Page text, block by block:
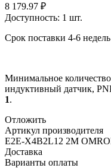
8 179.97 ₽
Доступность: 1 шт.
Срок поставки 4-6 недель
Минимальное
индуктивный датчик,
1.
Отложить
Артикул производителя
E2E-X4B2L12 2M
Доставка
Варианты оплаты